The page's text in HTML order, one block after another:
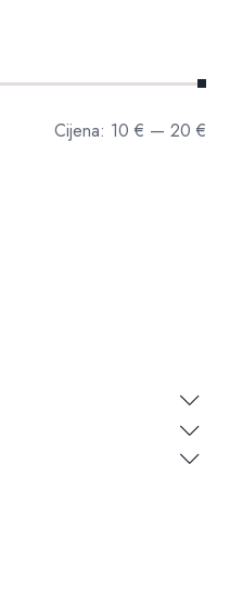
Cijena: 10 € — 20 €